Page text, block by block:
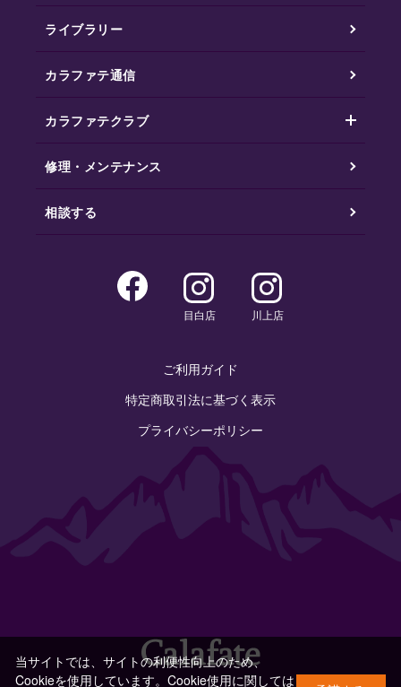
ライブラリー
カラファテ通信
カラファテクラブ
修理・メンテナンス
相談する
目白店 川上店
ご利用ガイド
特定商取引法に基づく表示
プライバシーポリシー
当サイトでは、サイトの利便性向上のため、
Cookieを使用しています。Cookie使用に関しては